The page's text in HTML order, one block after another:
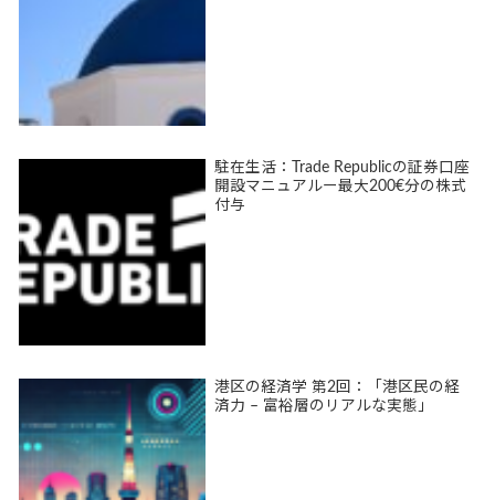
駐在生活：Trade Republicの証券口座
開設マニュアルー最大200€分の株式
付与
港区の経済学 第2回：「港区民の経
済力 – 富裕層のリアルな実態」